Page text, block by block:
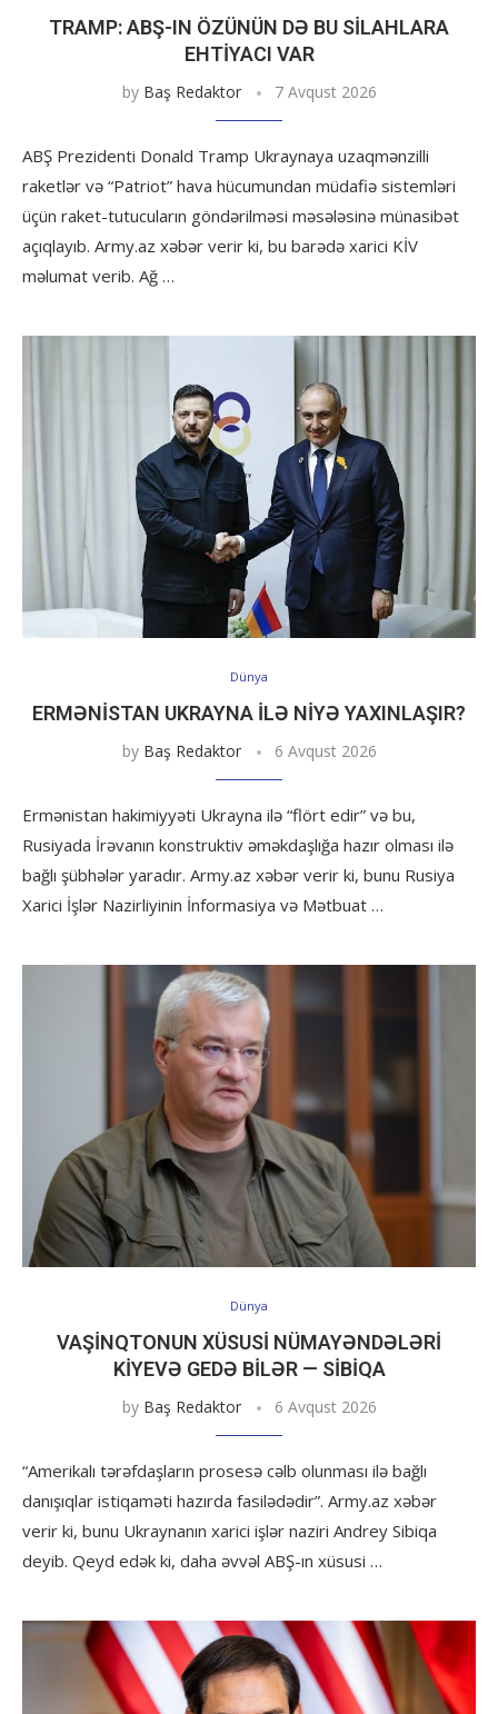
TRAMP: ABŞ-IN ÖZÜNÜN DƏ BU SILAHLARA
EHTIYACI VAR
by Baş Redaktor 7 Avqust 2026
ABŞ Prezidenti Donald Tramp Ukraynaya uzaqmənzilli
raketlər və “Patriot” hava hücumundan müdafiə sistemləri
üçün raket-tutucuların göndərilməsi məsələsinə münasibət
açıqlayıb. Army.az xəbər verir ki, bu barədə xarici KİV
məlumat verib. Ağ …
Dünya
ERMƏNISTAN UKRAYNA ILƏ NIYƏ YAXINLAŞIR?
by Baş Redaktor 6 Avqust 2026
Ermənistan hakimiyyəti Ukrayna ilə “flört edir” və bu,
Rusiyada İrəvanın konstruktiv əməkdaşlığa hazır olması ilə
bağlı şübhələr yaradır. Army.az xəbər verir ki, bunu Rusiya
Xarici İşlər Nazirliyinin İnformasiya və Mətbuat …
Dünya
VAŞINQTONUN XÜSUSI NÜMAYƏNDƏLƏRI
KIYEVƏ GEDƏ BILƏR — SIBIQA
by Baş Redaktor 6 Avqust 2026
“Amerikalı tərəfdaşların prosesə cəlb olunması ilə bağlı
danışıqlar istiqaməti hazırda fasilədədir”. Army.az xəbər
verir ki, bunu Ukraynanın xarici işlər naziri Andrey Sibiqa
deyib. Qeyd edək ki, daha əvvəl ABŞ-ın xüsusi …